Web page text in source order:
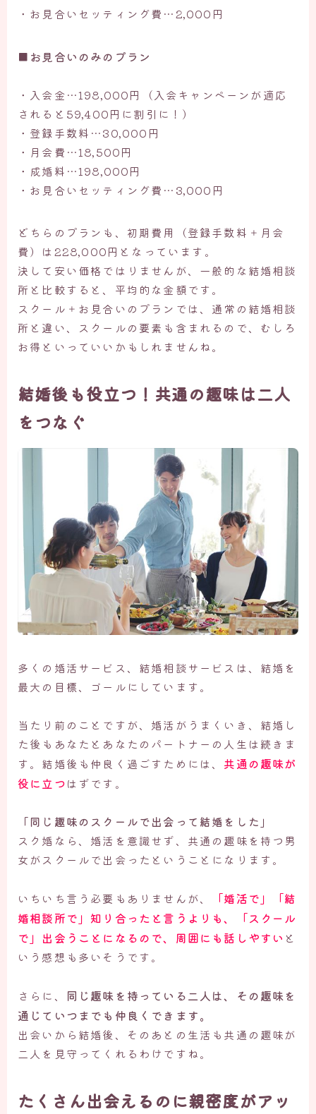
・お見合いセッティング費…2,000円
■お見合いのみのプラン
・入会金…198,000円（入会キャンペーンが適応
されると59,400円に割引に！）
・登録手数料…30,000円
・月会費…18,500円
・成婚料…198,000円
・お見合いセッティング費…3,000円
どちらのプランも、初期費用（登録手数料＋月会
費）は228,000円となっています。
決して安い価格ではりませんが、一般的な結婚相談
所と比較すると、平均的な金額です。
スクール＋お見合いのプランでは、通常の結婚相談
所と違い、スクールの要素も含まれるので、むしろ
お得といっていいかもしれませんね。
結婚後も役立つ！共通の趣味は二人
をつなぐ
多くの婚活サービス、結婚相談サービスは、結婚を
最大の目標、ゴールにしています。
当たり前のことですが、婚活がうまくいき、結婚し
た後もあなたとあなたのパートナーの人生は続きま
す。結婚後も仲良く過ごすためには、 共通の趣味が
役に立つはずです。
「同じ趣味のスクールで出会って結婚をした」
スク婚なら、婚活を意識せず、共通の趣味を持つ男
女がスクールで出会ったということになります。
いちいち言う必要もありませんが、
「婚活で」「結
婚相談所で」知り合ったと言うよりも、「スクール
で」出会うことになるので、周囲にも話しやすい と
いう感想も多いそうです。
さらに、 同じ趣味を持っている二人は、その趣味を
通じていつまでも仲良くできます。
出会いから結婚後、そのあとの生活も共通の趣味が
二人を見守ってくれるわけですね。
たくさん出会えるのに親密度がアッ